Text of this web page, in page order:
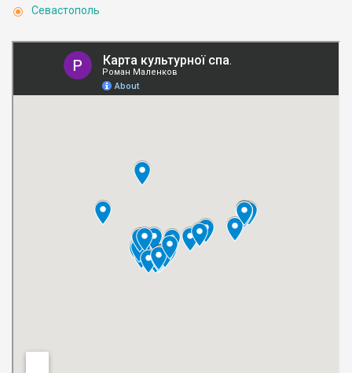
Севастополь